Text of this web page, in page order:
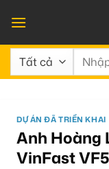
qua
nội
dung
Tìm
DỰ ÁN ĐÃ TRIỂN KHAI
Anh Hoàng
VinFast